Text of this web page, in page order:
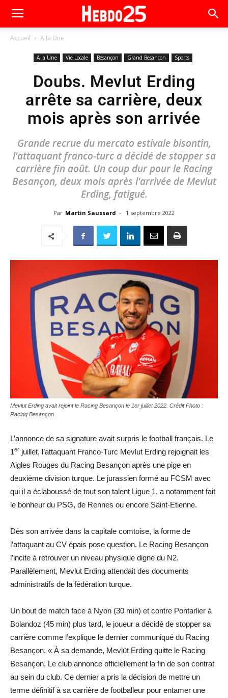
Accueil A la Une
A la Une Vie Locale Besançon Grand Besançon Sports
Doubs. Mevlut Erding
arrête sa carrière, deux
mois après son arrivée
Grande recrue du mercato estivale bisontin,
l'attaquant franco-turc a décidé de stopper sa
carrière fin août. Un coup dur pour le Racing
Besançon, deux mois après l'arrivée de Mevlut
Erding, fatigué.
Par Martin Saussard - 1 septembre 2022
Mevlut Erding avait rejoint le Racing Besançon le 1er juillet 2022. Crédit Photo :
Racing Besançon
L’annonce de sa signature avait surpris le football français. Le
1er juillet, l’attaquant Franco-Turc Mevlut Erding rejoignait les
Aigles Rouges du Racing Besançon après une pige en
deuxième division turque. Le jurassien formé au FCSM avec
qui il a éclaboussé de tout son talent Ligue 1, a notamment fait
le bonheur du PSG, de Rennes ou encore Saint-Etienne.
Dès son arrivée dans la capitale comtoise, la forme de
l’attaquant au CV épais pose question. Le Racing Besançon
l’incite à retrouver un niveau physique digne du N2.
Parallèlement, Mevlut Erding attendait des documents
administratifs de la fédération turque.
Un bout de match face à Nyon (30 min) et contre Pontarlier à
Bolandoz (45 min) plus tard, le joueur a décidé de stopper sa
carrière comme l’explique le dernier communiqué du Racing
Besançon. « À sa demande, Mevlüt Erding quitte le Racing
Besançon. Le club annonce officiellement la fin de son contrat
au sein du club. Ce dernier a pris la décision de mettre un
terme définitif à sa carrière de footballeur pour entamer une